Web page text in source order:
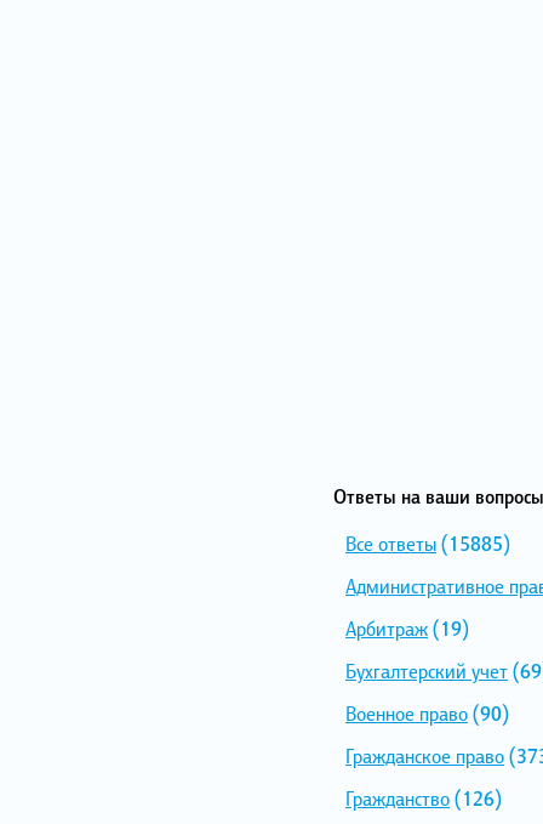
Ответы на ваши
Все ответы(15885)
Административное
Арбитраж(19)
Бухгалтерский учет
Военное право(90)
Гражданское право
Гражданство(126)